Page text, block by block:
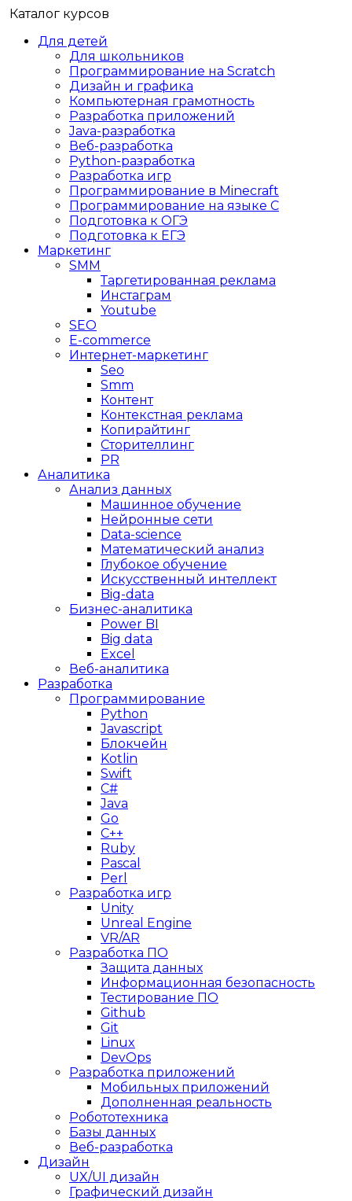
Каталог курсов
Для детей
Для школьников
Программирование на Scratch
Дизайн и графика
Компьютерная грамотность
Разработка приложений
Java-разработка
Веб-разработка
Python-разработка
Разработка игр
Программирование в Minecraft
Программирование на языке C
Подготовка к ОГЭ
Подготовка к ЕГЭ
Маркетинг
SMM
Таргетированная реклама
Инстаграм
Youtube
SEO
E-сommerce
Интернет-маркетинг
Seo
Smm
Контент
Контекстная реклама
Копирайтинг
Сторителлинг
PR
Аналитика
Анализ данных
Машинное обучение
Нейронные сети
Data-science
Математический анализ
Глубокое обучение
Искусственный интеллект
Big-data
Бизнес-аналитика
Power BI
Big data
Excel
Веб-аналитика
Разработка
Программирование
Python
Javascript
Блокчейн
Kotlin
Swift
C#
Java
Go
C++
Ruby
Pascal
Perl
Разработка игр
Unity
Unreal Engine
VR/AR
Разработка ПО
Защита данных
Информационная безопасность
Тестирование ПО
Github
Git
Linux
DevOps
Разработка приложений
Мобильных приложений
Дополненная реальность
Робототехника
Базы данных
Веб-разработка
Дизайн
UX/UI дизайн
Графический дизайн